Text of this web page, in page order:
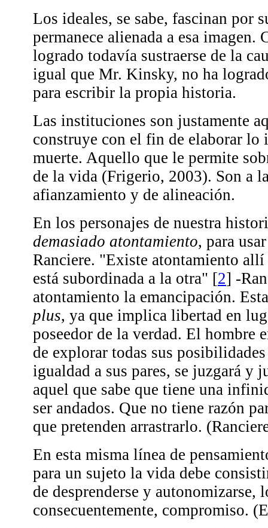
Los ideales, se sabe, fascinan por
permanece alienada a esa imagen.
logrado todavía sustraerse de la
igual que Mr. Kinsky, no ha
para escribir la propia historia.
Las instituciones son justamente
construye con el fin de elaborar lo
muerte. Aquello que le permite
de la vida (Frigerio, 2003). Son a
afianzamiento y de alineación.
En los personajes de nuestra
demasiado atontamiento, para
Ranciere. "Existe atontamiento
está subordinada a la otra" [2] -
atontamiento la emancipación.
plus, ya que implica libertad en
poseedor de la verdad. El hombre
de explorar todas sus
igualdad a sus pares, se juzgará y
aquel que sabe que tiene una
ser andados. Que no tiene razón
que pretenden arrastrarlo.
En esta misma línea de
para un sujeto la vida debe
de desprenderse y autonomizarse,
consecuentemente, compromiso.